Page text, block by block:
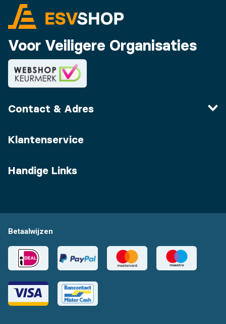
Voor Veiligere Organisaties
Contact & Adres
Klantenservice
Handige Links
Betaalwijzen